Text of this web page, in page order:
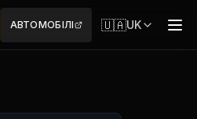
АВТОМОБІЛІ 🇺🇦UK